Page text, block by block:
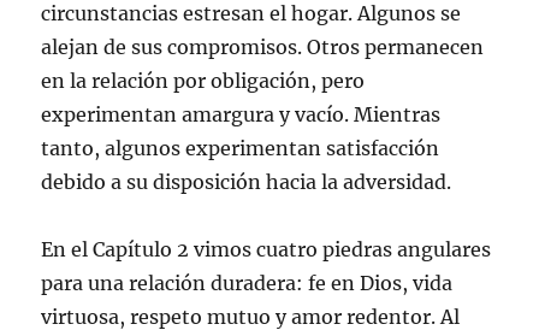
circunstancias estresan el hogar. Algunos se
alejan de sus compromisos. Otros permanecen
en la relación por obligación, pero
experimentan amargura y vacío. Mientras
tanto, algunos experimentan satisfacción
debido a su disposición hacia la adversidad.
En el Capítulo 2 vimos cuatro piedras angulares
para una relación duradera: fe en Dios, vida
virtuosa, respeto mutuo y amor redentor. Al